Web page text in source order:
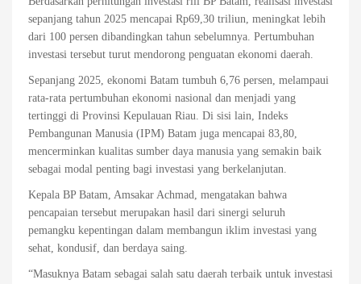
sepanjang tahun 2025 mencapai Rp69,30 triliun, meningkat lebih
dari 100 persen dibandingkan tahun sebelumnya. Pertumbuhan
investasi tersebut turut mendorong penguatan ekonomi daerah.
Sepanjang 2025, ekonomi Batam tumbuh 6,76 persen, melampaui
rata-rata pertumbuhan ekonomi nasional dan menjadi yang
tertinggi di Provinsi Kepulauan Riau. Di sisi lain, Indeks
Pembangunan Manusia (IPM) Batam juga mencapai 83,80,
mencerminkan kualitas sumber daya manusia yang semakin baik
sebagai modal penting bagi investasi yang berkelanjutan.
Kepala BP Batam, Amsakar Achmad, mengatakan bahwa
pencapaian tersebut merupakan hasil dari sinergi seluruh
pemangku kepentingan dalam membangun iklim investasi yang
sehat, kondusif, dan berdaya saing.
“Masuknya Batam sebagai salah satu daerah terbaik untuk investasi